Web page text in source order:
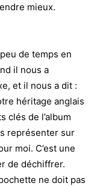
mieux.
de temps en
il nous a
et il nous a dit :
héritage anglais
clés de l’album
représenter sur
moi. C’est une
de déchiffrer.
ne doit pas